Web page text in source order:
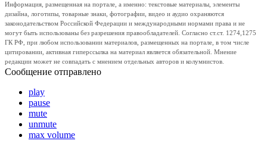
Информация, размещенная на портале, а именно: текстовые материалы, элементы
дизайна, логотипы, товарные знаки, фотографии, видео и аудио охраняются
законодательством Российской Федерации и международными нормами права и не
могут быть использованы без разрешения правообладателей. Согласно ст.ст. 1274,1275
ГК РФ, при любом использовании материалов, размещенных на портале, в том числе
цитировании, активная гиперссылка на материал является обязательной. Мнение
редакции может не совпадать с мнением отдельных авторов и колумнистов.
Сообщение отправлено
play
pause
mute
unmute
max volume